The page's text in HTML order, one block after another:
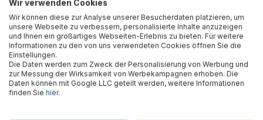
Technische Daten
Downloads
Wir verwenden Cookies
Wir können diese zur Analyse unserer Besucherdaten platzieren, um
unsere Webseite zu verbessern, personalisierte Inhalte anzuzeigen
und Ihnen ein großartiges Webseiten-Erlebnis zu bieten. Für weitere
Informationen zu den von uns verwendeten Cookies öffnen Sie die
Einstellungen.
Die Daten werden zum Zweck der Personalisierung von Werbung und
zur Messung der Wirksamkeit von Werbekampagnen erhoben. Die
Daten können mit Google LLC geteilt werden, weitere Informationen
finden Sie hier.
Abonniere jetzt unseren kostenlosen
Newsletter, verpasse keine Neuigkeiten und
Aktionen mehr und sichere Dir 5 %
Willkommensrabatt auf nicht reduzierte Ware
bei Deiner ersten Bestellung !*
Email